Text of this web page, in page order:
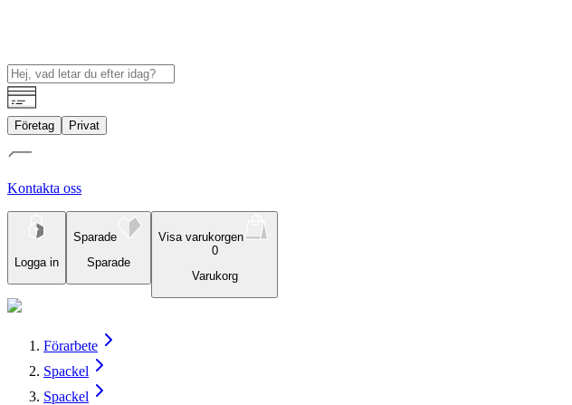
Företag Privat
Kontakta oss
Logga in
Sparade
Sparade
Visa varukorgen
0
Varukorg
Förarbete
Spackel
Spackel